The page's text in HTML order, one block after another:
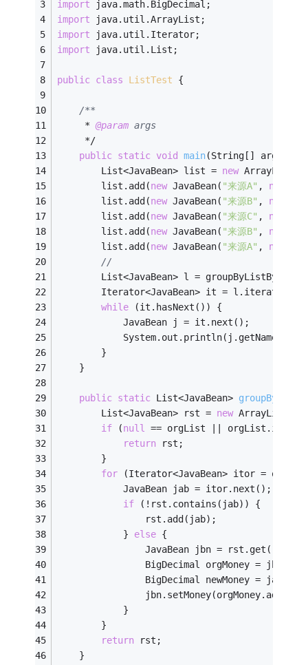
import java.math.BigDecimal;
import java.util.ArrayList;
import java.util.Iterator;
import java.util.List;
public class ListTest {
/**
     *
@param args
     */
public static void main(String[] args)
        List<JavaBean> list =
new
        list.add(
new JavaBean( "来源A" , new
        list.add(
new JavaBean( "来源B" , new
        list.add(
new JavaBean( "来源C" , new
        list.add(
new JavaBean( "来源B" , new
        list.add(
new JavaBean( "来源A" , new
//
List<JavaBean> l =
        Iterator<JavaBean> it = l.iterator();
while (it.hasNext()) {
            JavaBean j = it.next();
            System.out.println(j.getName() +
        }
    }
public static List<JavaBean>
        List<JavaBean> rst =
new
if (null
== orgList ||
return rst;
        }
for (Iterator<JavaBean> itor =
            JavaBean jab = itor.next();
if (!rst.contains(jab)) {
                rst.add(jab);
            }
else {
JavaBean jbn =
BigDecimal orgMoney =
BigDecimal newMoney =
            }
        }
return rst;
    }